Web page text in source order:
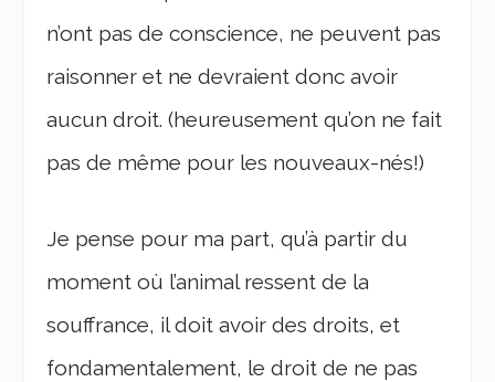
n’ont pas de conscience, ne peuvent pas
raisonner et ne devraient donc avoir
aucun droit. (heureusement qu’on ne fait
pas de même pour les nouveaux-nés!)
Je pense pour ma part, qu’à partir du
moment où l’animal ressent de la
souffrance, il doit avoir des droits, et
fondamentalement, le droit de ne pas